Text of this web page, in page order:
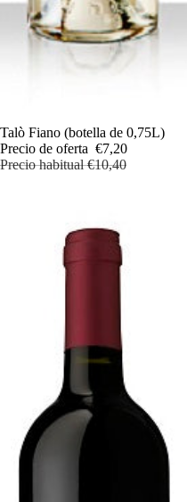
Oferta
Talò Fiano (botella de 0,75L)
Precio de oferta €7,20
Precio habitual€10,40